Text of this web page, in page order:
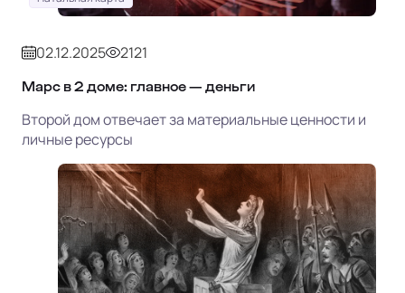
02.12.2025 2121
Марс в 2 доме: главное — деньги
Второй дом отвечает за материальные ценности и
личные ресурсы